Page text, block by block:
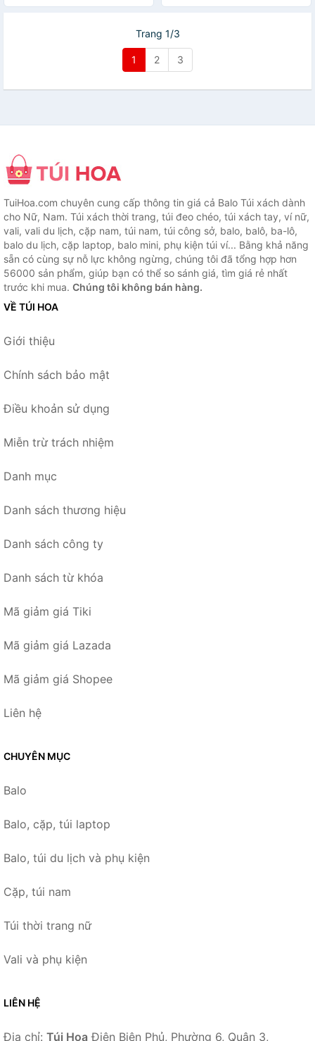
Trang 1/3
1 2 3
TuiHoa.com chuyên cung cấp thông tin giá cả Balo Túi xách dành
cho Nữ, Nam. Túi xách thời trang, túi đeo chéo, túi xách tay, ví nữ,
vali, vali du lịch, cặp nam, túi nam, túi công sở, balo, balô, ba-lô,
balo du lịch, cặp laptop, balo mini, phụ kiện túi ví... Bằng khả năng
sẵn có cùng sự nỗ lực không ngừng, chúng tôi đã tổng hợp hơn
56000 sản phẩm, giúp bạn có thể so sánh giá, tìm giá rẻ nhất
trước khi mua. Chúng tôi không bán hàng.
VỀ TÚI HOA
Giới thiệu
Chính sách bảo mật
Điều khoản sử dụng
Miễn trừ trách nhiệm
Danh mục
Danh sách thương hiệu
Danh sách công ty
Danh sách từ khóa
Mã giảm giá Tiki
Mã giảm giá Lazada
Mã giảm giá Shopee
Liên hệ
CHUYÊN MỤC
Balo
Balo, cặp, túi laptop
Balo, túi du lịch và phụ kiện
Cặp, túi nam
Túi thời trang nữ
Vali và phụ kiện
LIÊN HỆ
Địa chỉ: Túi Hoa Điện Biên Phủ, Phường 6, Quận 3,